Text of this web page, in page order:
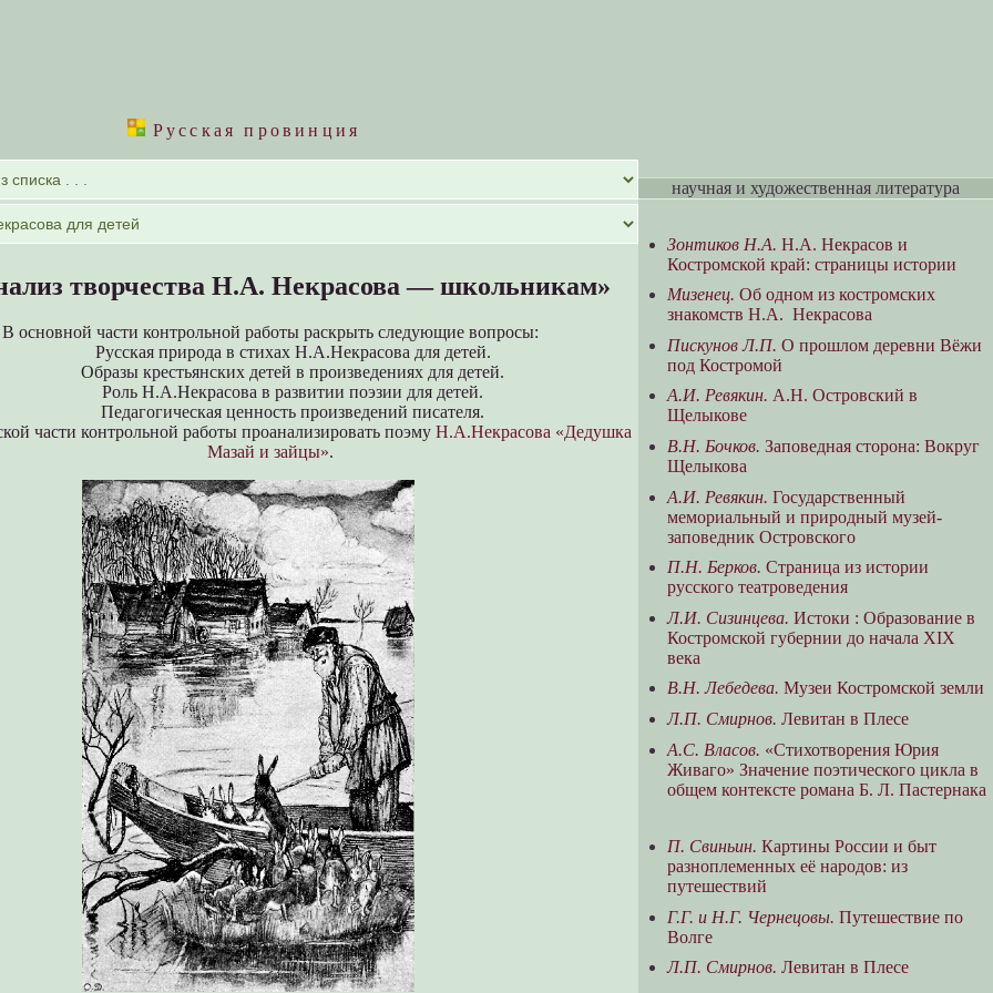
Русская провинция
творчества Н.А. Некрасова — школьникам»
В основной части контрольной работы раскрыть следующие вопросы:
Русская природа в стихах Н.А.Некрасова для детей.
Образы крестьянских детей в произведениях для детей.
Роль Н.А.Некрасова в развитии поэзии для детей.
Педагогическая ценность произведений писателя.
части контрольной работы проанализировать поэму Н.А.Некрасова «Дедушка
Мазай и зайцы».
научная и художественная литература
Зонтиков Н.А. Н.А. Некрасов и
Костромской край: страницы истории
Мизенец. Об одном из костромских
знакомств Н.А. Некрасова
Пискунов Л.П. О прошлом деревни Вёжи
под Костромой
А.И. Ревякин. А.Н. Островский в
Щелыкове
В.Н. Бочков. Заповедная сторона: Вокруг
Щелыкова
А.И. Ревякин. Государственный
мемориальный и природный музей-
заповедник Островского
П.Н. Берков. Страница из истории
русского театроведения
Л.И. Сизинцева. Истоки : Образование в
Костромской губернии до начала XIX
века
В.Н. Лебедева. Музеи Костромской земли
Л.П. Смирнов. Левитан в Плесе
А.С. Власов. «Стихотворения Юрия
Живаго» Значение поэтического цикла в
общем контексте романа Б. Л. Пастернака
П. Свиньин. Картины России и быт
разноплеменных её народов: из
путешествий
Г.Г. и Н.Г. Чернецовы. Путешествие по
Волге
Л.П. Смирнов. Левитан в Плесе